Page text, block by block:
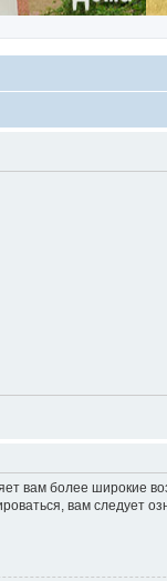
вам более широкие
вам следует